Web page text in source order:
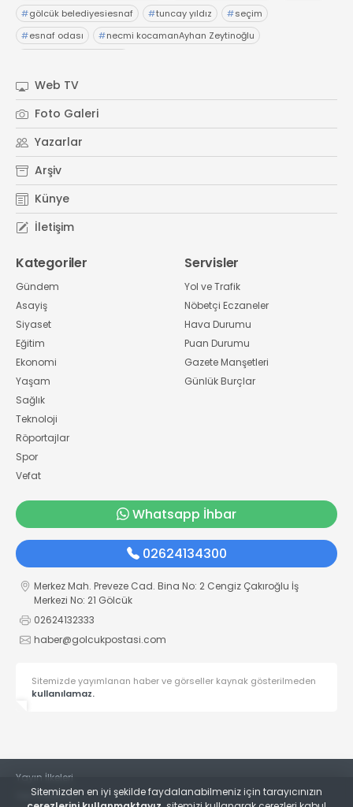
#gölcük belediyesiesnaf #tuncay yıldız #seçim
#esnaf odası #necmi kocamanAyhan Zeytinoğlu
Web TV
Foto Galeri
Yazarlar
Arşiv
Künye
İletişim
Kategoriler
Gündem
Asayiş
Siyaset
Eğitim
Ekonomi
Yaşam
Sağlık
Teknoloji
Röportajlar
Spor
Vefat
Servisler
Yol ve Trafik
Nöbetçi Eczaneler
Hava Durumu
Puan Durumu
Gazete Manşetleri
Günlük Burçlar
Whatsapp İhbar
02624134300
Merkez Mah. Preveze Cad. Bina No: 2 Cengiz Çakıroğlu İş
Merkezi No: 21 Gölcük
02624132333
haber@golcukpostasi.com
Sitemizde yayımlanan haber ve görseller kaynak gösterilmeden
kullanılamaz.
Yayın İlkeleri
Veri Politikası
Sitemizden en iyi şekilde faydalanabilmeniz için tarayıcınızın